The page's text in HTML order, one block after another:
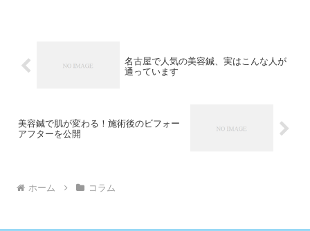
名古屋で人気の美容鍼、実はこんな人が
通っています
美容鍼で肌が変わる！施術後のビフォー
アフターを公開
ホーム コラム